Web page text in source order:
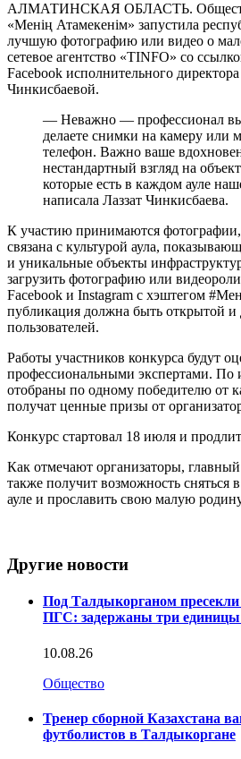
АЛМАТИНСКАЯ ОБЛАСТЬ.
«Менің Атамекенім» запустила
лучшую фотографию или видео о
сетевое агентство «TINFO» со
Facebook исполнительного
Чинкисбаевой.
— Неважно — профессионал
делаете снимки на камеру или
телефон. Важно ваше
нестандартный взгляд на
которые есть в каждом ауле
написала Лаззат Чинкисбаева.
К участию принимаются
связана с культурой аула,
и уникальные объекты
загрузить фотографию или
Facebook и Instagram с хэштегом
публикация должна быть открытой и
пользователей.
Работы участников конкурса будут
профессиональными экспертами. По
отобраны по одному победителю от
получат ценные призы от
Конкурс стартовал 18 июля и
Как отмечают организаторы,
также получит возможность сняться
ауле и прославить свою малую
Другие новости
Под Талдыкорганом
ПГС: задержаны три единицы
10.08.26
Общество
Тренер сборной Казахстана
футболистов в Талдыкоргане